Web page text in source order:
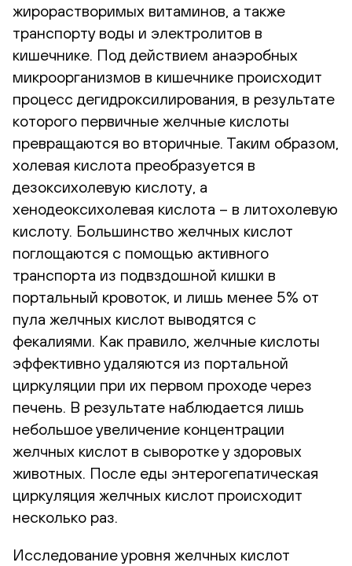
жирорастворимых витаминов, а также
транспорту воды и электролитов в
кишечнике. Под действием анаэробных
микроорганизмов в кишечнике происходит
процесс дегидроксилирования, в результате
которого первичные желчные кислоты
превращаются во вторичные. Таким образом,
холевая кислота преобразуется в
дезоксихолевую кислоту, а
хенодеоксихолевая кислота – в литохолевую
кислоту. Большинство желчных кислот
поглощаются с помощью активного
транспорта из подвздошной кишки в
портальный кровоток, и лишь менее 5% от
пула желчных кислот выводятся с
фекалиями. Как правило, желчные кислоты
эффективно удаляются из портальной
циркуляции при их первом проходе через
печень. В результате наблюдается лишь
небольшое увеличение концентрации
желчных кислот в сыворотке у здоровых
животных. После еды энтерогепатическая
циркуляция желчных кислот происходит
несколько раз.
Исследование уровня желчных кислот